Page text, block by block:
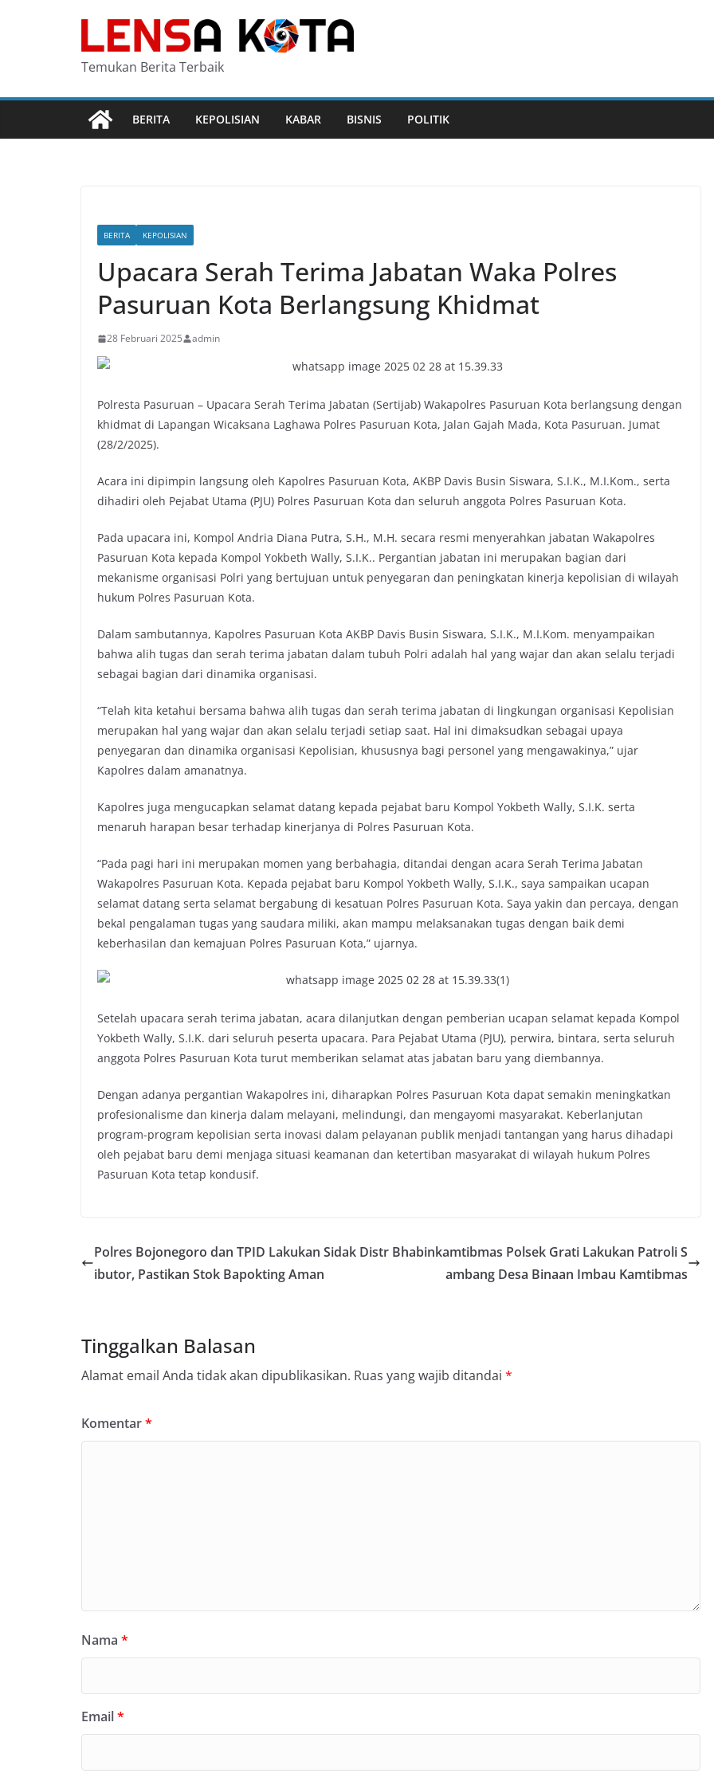
Temukan Berita Terbaik
BERITA KEPOLISIAN KABAR BISNIS POLITIK
BERITA KEPOLISIAN
Upacara Serah Terima Jabatan Waka Polres
Pasuruan Kota Berlangsung Khidmat
28 Februari 2025 admin
Polresta Pasuruan – Upacara Serah Terima Jabatan (Sertijab) Wakapolres Pasuruan Kota berlangsung dengan
khidmat di Lapangan Wicaksana Laghawa Polres Pasuruan Kota, Jalan Gajah Mada, Kota Pasuruan. Jumat
(28/2/2025).
Acara ini dipimpin langsung oleh Kapolres Pasuruan Kota, AKBP Davis Busin Siswara, S.I.K., M.I.Kom., serta
dihadiri oleh Pejabat Utama (PJU) Polres Pasuruan Kota dan seluruh anggota Polres Pasuruan Kota.
Pada upacara ini, Kompol Andria Diana Putra, S.H., M.H. secara resmi menyerahkan jabatan Wakapolres
Pasuruan Kota kepada Kompol Yokbeth Wally, S.I.K.. Pergantian jabatan ini merupakan bagian dari
mekanisme organisasi Polri yang bertujuan untuk penyegaran dan peningkatan kinerja kepolisian di wilayah
hukum Polres Pasuruan Kota.
Dalam sambutannya, Kapolres Pasuruan Kota AKBP Davis Busin Siswara, S.I.K., M.I.Kom. menyampaikan
bahwa alih tugas dan serah terima jabatan dalam tubuh Polri adalah hal yang wajar dan akan selalu terjadi
sebagai bagian dari dinamika organisasi.
“Telah kita ketahui bersama bahwa alih tugas dan serah terima jabatan di lingkungan organisasi Kepolisian
merupakan hal yang wajar dan akan selalu terjadi setiap saat. Hal ini dimaksudkan sebagai upaya
penyegaran dan dinamika organisasi Kepolisian, khususnya bagi personel yang mengawakinya,” ujar
Kapolres dalam amanatnya.
Kapolres juga mengucapkan selamat datang kepada pejabat baru Kompol Yokbeth Wally, S.I.K. serta
menaruh harapan besar terhadap kinerjanya di Polres Pasuruan Kota.
“Pada pagi hari ini merupakan momen yang berbahagia, ditandai dengan acara Serah Terima Jabatan
Wakapolres Pasuruan Kota. Kepada pejabat baru Kompol Yokbeth Wally, S.I.K., saya sampaikan ucapan
selamat datang serta selamat bergabung di kesatuan Polres Pasuruan Kota. Saya yakin dan percaya, dengan
bekal pengalaman tugas yang saudara miliki, akan mampu melaksanakan tugas dengan baik demi
keberhasilan dan kemajuan Polres Pasuruan Kota,” ujarnya.
Setelah upacara serah terima jabatan, acara dilanjutkan dengan pemberian ucapan selamat kepada Kompol
Yokbeth Wally, S.I.K. dari seluruh peserta upacara. Para Pejabat Utama (PJU), perwira, bintara, serta seluruh
anggota Polres Pasuruan Kota turut memberikan selamat atas jabatan baru yang diembannya.
Dengan adanya pergantian Wakapolres ini, diharapkan Polres Pasuruan Kota dapat semakin meningkatkan
profesionalisme dan kinerja dalam melayani, melindungi, dan mengayomi masyarakat. Keberlanjutan
program-program kepolisian serta inovasi dalam pelayanan publik menjadi tantangan yang harus dihadapi
oleh pejabat baru demi menjaga situasi keamanan dan ketertiban masyarakat di wilayah hukum Polres
Pasuruan Kota tetap kondusif.
Polres Bojonegoro dan TPID Lakukan Sidak Distr
ibutor, Pastikan Stok Bapokting Aman
Bhabinkamtibmas Polsek Grati Lakukan Patroli S
ambang Desa Binaan Imbau Kamtibmas
Tinggalkan Balasan
Alamat email Anda tidak akan dipublikasikan. Ruas yang wajib ditandai *
Komentar*
Nama *
Email*